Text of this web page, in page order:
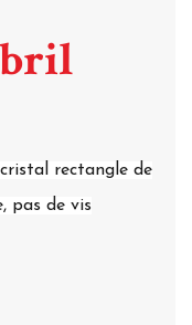
rectangle de
pas de vis